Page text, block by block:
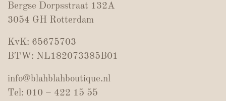
Bergse Dorpsstraat 132A
3054 GH Rotterdam
KvK: 65675703
BTW: NL182073385B01
info@blahblahboutique.nl
Tel: 010 – 422 15 55